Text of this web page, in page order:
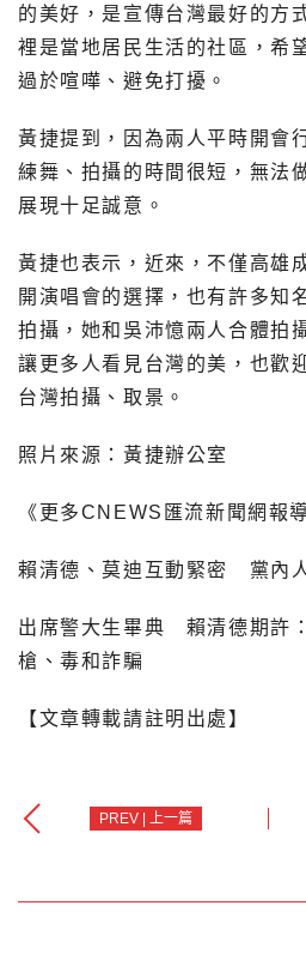
的美好，是宣傳台灣最好的方
裡是當地居民生活的社區，希
過於喧嘩、避免打擾。
黃捷提到，因為兩人平時開會
練舞、拍攝的時間很短，無法
展現十足誠意。
黃捷也表示，近來，不僅高雄
開演唱會的選擇，也有許多知
拍攝，她和吳沛憶兩人合體拍
讓更多人看見台灣的美，也歡
台灣拍攝、取景。
照片來源：黃捷辦公室
《更多CNEWS匯流新聞網報導
賴清德、莫迪互動緊密 黨內
出席警大生畢典 賴清德期許
槍、毒和詐騙
【文章轉載請註明出處】
PREV | 上一篇